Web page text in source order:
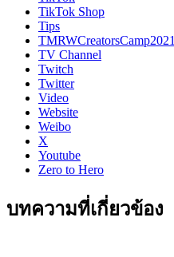
TikTok Shop
Tips
TMRWCreatorsCamp2021
TV Channel
Twitch
Twitter
Video
Website
Weibo
X
Youtube
Zero to Hero
บทความที่เกี่ยวข้อง